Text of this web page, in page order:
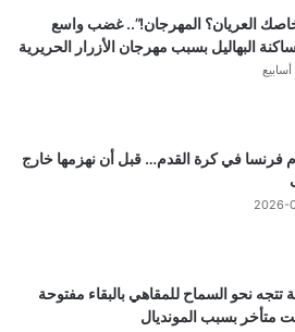
العريان؟ المهرجان!”.. غضب واسع
البهاليل بسبب مهرجان الأزرار الحريرية
فرنسا في كرة القدم… قبل أن نهزمها خارج
2026-
تتجه نحو السماح للمقاهي بالبقاء مفتوحة
متأخر بسبب المونديال